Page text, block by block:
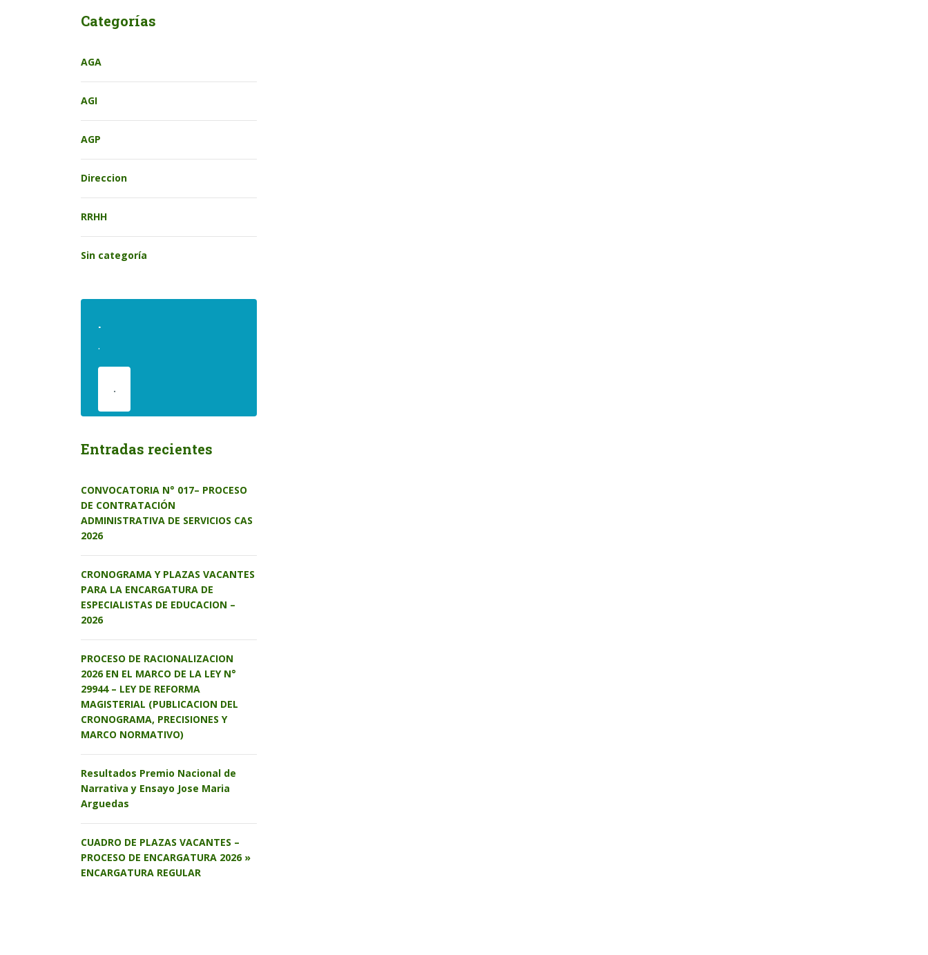
Categorías
AGA
AGI
AGP
Direccion
RRHH
Sin categoría
.
.
.
Entradas recientes
CONVOCATORIA N° 017– PROCESO
DE CONTRATACIÓN
ADMINISTRATIVA DE SERVICIOS CAS
2026
CRONOGRAMA Y PLAZAS VACANTES
PARA LA ENCARGATURA DE
ESPECIALISTAS DE EDUCACION –
2026
PROCESO DE RACIONALIZACION
2026 EN EL MARCO DE LA LEY N°
29944 – LEY DE REFORMA
MAGISTERIAL (PUBLICACION DEL
CRONOGRAMA, PRECISIONES Y
MARCO NORMATIVO)
Resultados Premio Nacional de
Narrativa y Ensayo Jose Maria
Arguedas
CUADRO DE PLAZAS VACANTES –
PROCESO DE ENCARGATURA 2026 »
ENCARGATURA REGULAR